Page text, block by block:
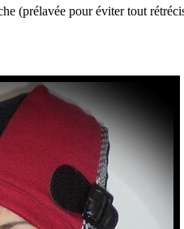
(prélavée pour éviter tout